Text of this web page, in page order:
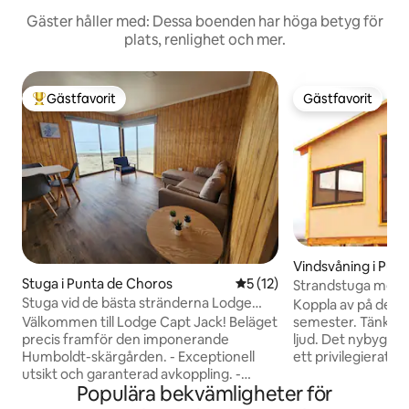
Gäster håller med: Dessa boenden har höga betyg för
plats, renlighet och mer.
Populär gästfavorit
Gästfavorit
Stuga i Punta de Choros 5 av 5 i genomsnittligt
5 (12)
Stuga vid de bästa stränderna Lodge
Capt Jack
Välkommen till Lodge Capt Jack! Beläget
precis framför den imponerande
Humboldt-skärgården. - Exceptionell
utsikt och garanterad avkoppling. -
Tillgång till de 3 bästa stränderna i
Gästfavorit
Gästfavorit
Vindsvåning i
Strandstuga med
transport
Koppla av på
semester. Tänk dig att vakna till havets
ljud. Det
ett privilegierat
steg från La
Populära bekvämligheter för